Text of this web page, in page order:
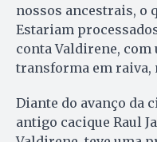
nossos ancestrais, o
Estariam
conta Valdirene, com
transforma em raiva,
Diante do avanço da
antigo cacique Raul